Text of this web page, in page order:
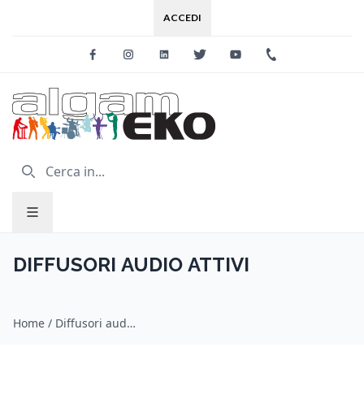
ACCEDI
FacebookInstagramLinkedinTwitter Youtube
DIFFUSORI AUDIO ATTIVI
Home / Diffusori audio attivi